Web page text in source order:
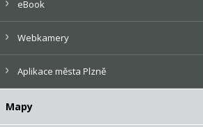
eBook
Webkamery
Aplikace města Plzně
Mapy